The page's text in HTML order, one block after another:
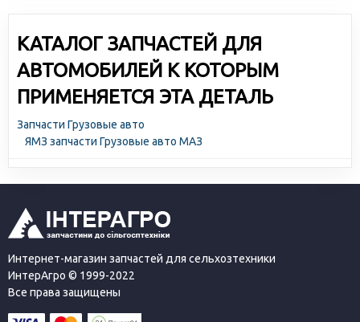
КАТАЛОГ ЗАПЧАСТЕЙ ДЛЯ
АВТОМОБИЛЕЙ К КОТОРЫМ
ПРИМЕНЯЕТСЯ ЭТА ДЕТАЛЬ
Запчасти Грузовые авто
ЯМЗ запчасти Грузовые авто МАЗ
Интернет-магазин запчастей для сельхозтехники
ИнтерАгро © 1999-2022
Все права защищены